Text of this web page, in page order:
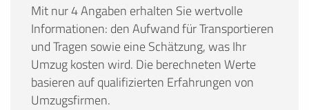
Mit nur 4 Angaben erhalten Sie wertvolle
Informationen: den Aufwand für Transportieren
und Tragen sowie eine Schätzung, was Ihr
Umzug kosten wird. Die berechneten Werte
basieren auf qualifizierten Erfahrungen von
Umzugsfirmen.